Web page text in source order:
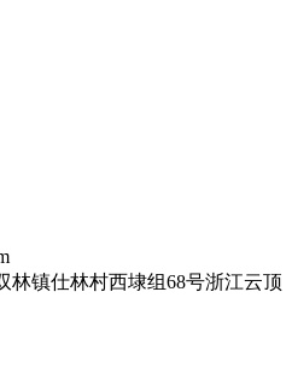
林镇仕林村西埭组68号浙江云顶